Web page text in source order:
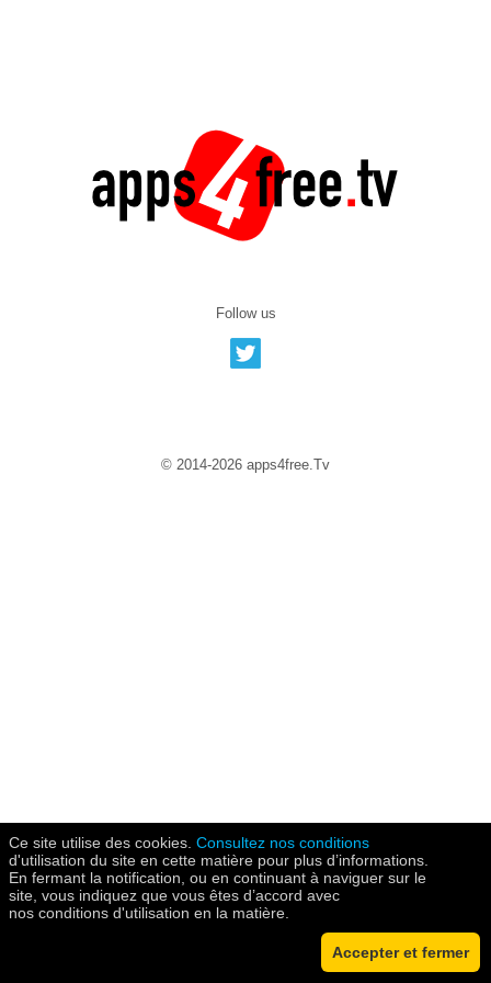
Ce site utilise des cookies. Consultez nos conditions
d'utilisation du site en cette matière pour plus d’informations.
En fermant la notification, ou en continuant à naviguer sur le
site, vous indiquez que vous êtes d’accord avec
nos conditions d'utilisation en la matière.
Accepter et fermer
Follow us
© 2014-2026 apps4free.Tv